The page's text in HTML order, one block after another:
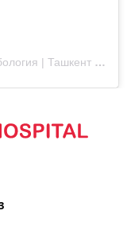
Публикация от Кардиохирургия | Флебология | Ташкент (@americanhospital.uz)